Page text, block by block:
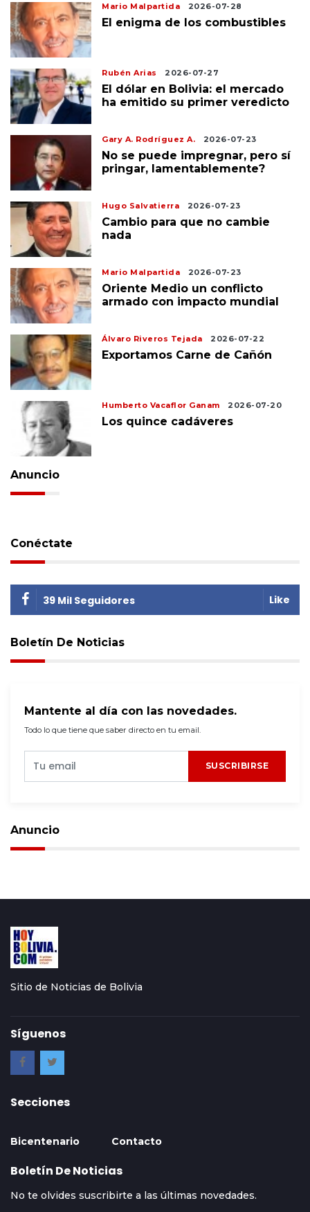
Mario Malpartida 2026-07-28
El enigma de los combustibles
Rubén Arias 2026-07-27
El dólar en Bolivia: el mercado
ha emitido su primer veredicto
Gary A. Rodríguez A. 2026-07-23
No se puede impregnar, pero sí
pringar, lamentablemente?
Hugo Salvatierra 2026-07-23
Cambio para que no cambie
nada
Mario Malpartida 2026-07-23
Oriente Medio un conflicto
armado con impacto mundial
Álvaro Riveros Tejada 2026-07-22
Exportamos Carne de Cañón
Humberto Vacaflor Ganam 2026-07-20
Los quince cadáveres
Anuncio
Conéctate
39 Mil Seguidores Like
Boletín De Noticias
Mantente al día con las novedades.
Todo lo que tiene que saber directo en tu email.
SUSCRIBIRSE
Anuncio
Sitio de Noticias de Bolivia
Síguenos
Secciones
Bicentenario Contacto
Boletín De Noticias
No te olvides suscribirte a las últimas novedades.